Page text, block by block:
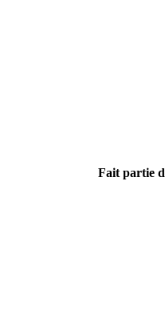
Fait partie